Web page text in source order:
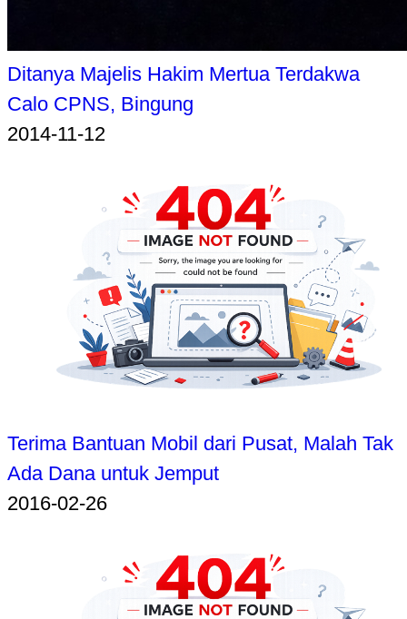
Ditanya Majelis Hakim Mertua Terdakwa
Calo CPNS, Bingung
2014-11-12
Terima Bantuan Mobil dari Pusat, Malah Tak
Ada Dana untuk Jemput
2016-02-26